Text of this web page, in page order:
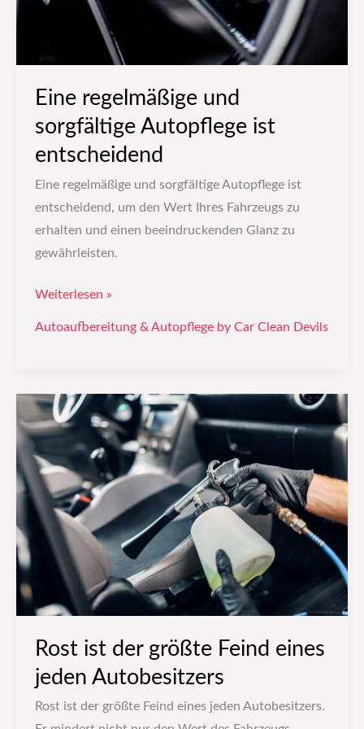
Eine regelmäßige und
sorgfältige Autopflege ist
entscheidend
Eine regelmäßige und sorgfältige Autopflege ist
entscheidend, um den Wert Ihres Fahrzeugs zu
erhalten und einen beeindruckenden Glanz zu
gewährleisten.
Weiterlesen »
Autoaufbereitung & Autopflege by Car Clean Devils
Rost ist der größte Feind eines
jeden Autobesitzers
Rost ist der größte Feind eines jeden Autobesitzers.
Rost
ist
der
größte
Feind
eines
jeden
Autobesitzers